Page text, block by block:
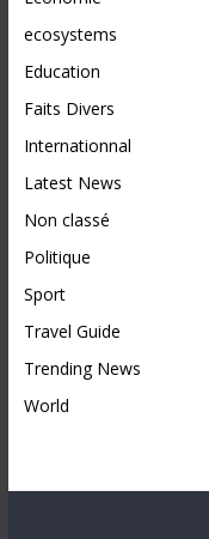
ecosystems
Education
Faits Divers
Internationnal
Latest News
Non classé
Politique
Sport
Travel Guide
Trending News
World